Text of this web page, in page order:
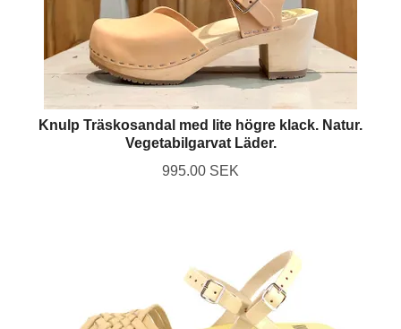
Knulp Träskosandal med lite högre klack. Natur.
Vegetabilgarvat Läder.
995.00 SEK